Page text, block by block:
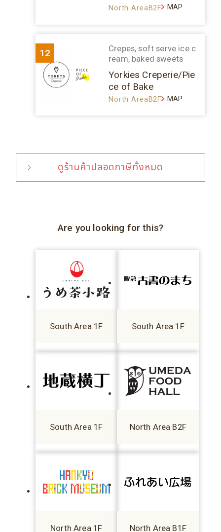
North AreaB2F MAP
12
Crepes, soft serve ice c
ream, baked sweets
Yorkies Creperie/Pie
ce of Bake
North AreaB2F MAP
ดูร้านค้าปลอดภาษีทั้งหมด
Are you looking for this?
South Area 1F South Area 1F
South Area 1F North Area B2F
North Area 1F North Area B1F